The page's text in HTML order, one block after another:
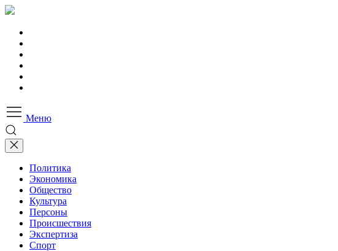
Меню
Политика
Экономика
Общество
Культура
Персоны
Происшествия
Экспертиза
Спорт